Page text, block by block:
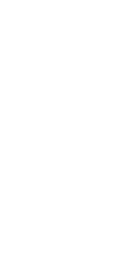
với
sử
khi
nhớ